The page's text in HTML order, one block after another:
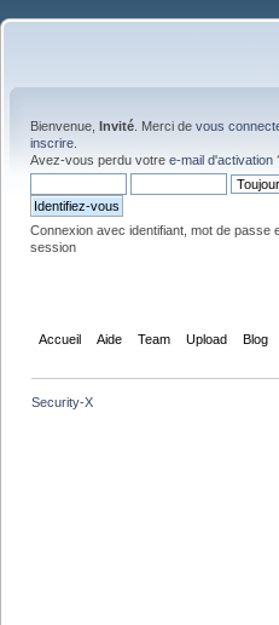
Bienvenue, Invité . Merci de vous
inscrire
Avez-vous perdu votre e-mail d'activation
Connexion avec identifiant, mot de passe
session
Accueil Aide Team Upload Blog
Security-X